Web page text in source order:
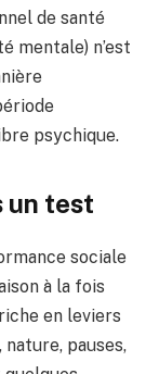
de santé
mentale) n’est
psychique.
un test
sociale
à la fois
en leviers
pauses,